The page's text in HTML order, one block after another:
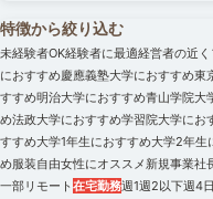
特徴から絞り込む
未経験者OK経験者に最適経営者の近く
におすすめ慶應義塾大学におすすめ東
すすめ明治大学におすすめ青山学院大
め法政大学におすすめ学習院大学にお
すすめ大学1年生におすすめ大学2年生
め服装自由女性にオススメ新規事業社
一部リモート在宅勤務週1週2以下週4